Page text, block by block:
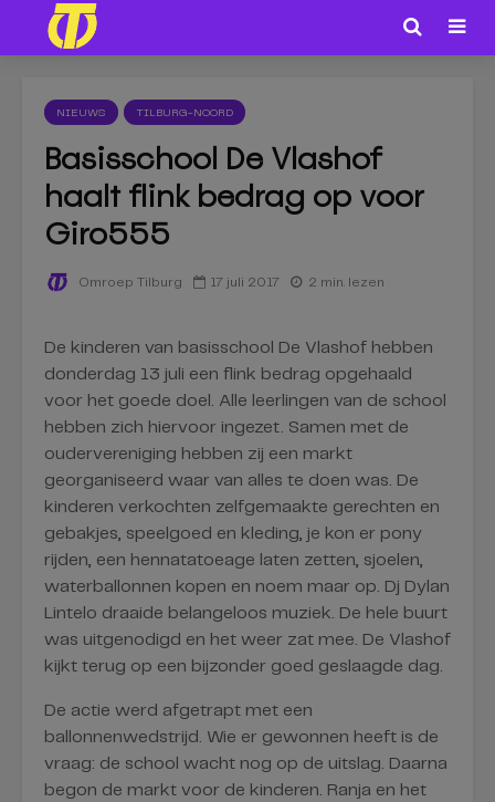
NIEUWS TILBURG-NOORD
Basisschool De Vlashof
haalt flink bedrag op voor
Giro555
Omroep Tilburg 17 juli 2017 2 min. lezen
De kinderen van basisschool De Vlashof hebben
donderdag 13 juli een flink bedrag opgehaald
voor het goede doel. Alle leerlingen van de school
hebben zich hiervoor ingezet. Samen met de
oudervereniging hebben zij een markt
georganiseerd waar van alles te doen was. De
kinderen verkochten zelfgemaakte gerechten en
gebakjes, speelgoed en kleding, je kon er pony
rijden, een hennatatoeage laten zetten, sjoelen,
waterballonnen kopen en noem maar op. Dj Dylan
Lintelo draaide belangeloos muziek. De hele buurt
was uitgenodigd en het weer zat mee. De Vlashof
kijkt terug op een bijzonder goed geslaagde dag.
De actie werd afgetrapt met een
ballonnenwedstrijd. Wie er gewonnen heeft is de
vraag: de school wacht nog op de uitslag. Daarna
begon de markt voor de kinderen. Ranja en het